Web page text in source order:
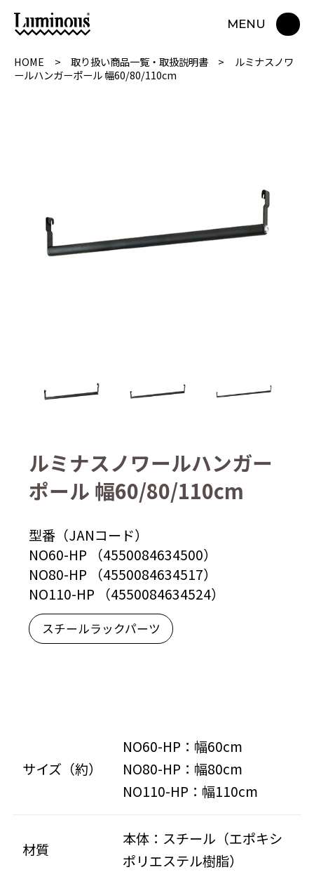
MENU
HOME 取り扱い商品一覧・取扱説明書
ルミナスノワ
ールハンガーポール 幅60/80/110cm
ルミナスノワールハンガー
ポール 幅60/80/110cm
型番（JANコード）
NO60-HP （4550084634500）
NO80-HP （4550084634517）
NO110-HP （4550084634524）
スチールラックパーツ
サイズ（約）
NO60-HP：幅60cm
NO80-HP：幅80cm
NO110-HP：幅110cm
材質
本体：スチール（エポキシ
ポリエステル樹脂）